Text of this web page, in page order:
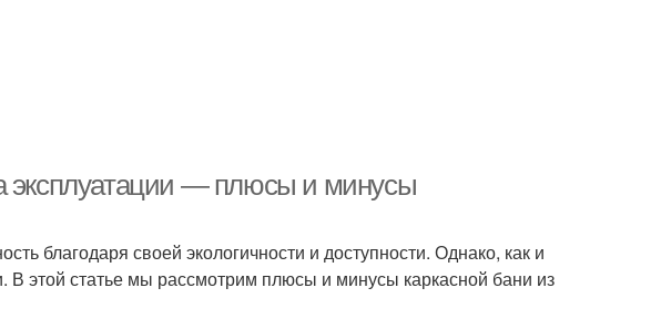
эксплуатации — плюсы и минусы
благодаря своей экологичности и доступности. Однако, как и
этой статье мы рассмотрим плюсы и минусы каркасной бани из